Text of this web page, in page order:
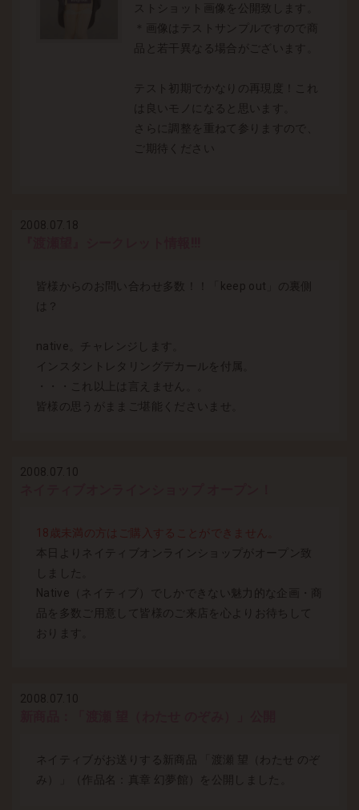
ストショット画像を公開致します。
＊画像はテストサンプルですので商
品と若干異なる場合がございます。
テスト初期でかなりの再現度！これ
は良いモノになると思います。
さらに調整を重ねて参りますので、
ご期待ください
2008.07.18
皆様からのお問い合わせ多数！！「keep out」の裏側
は？
native。チャレンジします。
インスタントレタリングデカールを付属。
・・・これ以上は言えません。。
皆様の思うがままご堪能くださいませ。
2008.07.10
18歳未満の方はご購入することができません。
本日よりネイティブオンラインショップがオープン致
しました。
Native（ネイティブ）でしかできない魅力的な企画・商
品を多数ご用意して皆様のご来店を心よりお待ちして
おります。
2008.07.10
ネイティブがお送りする新商品 「渡瀬 望（わたせ のぞ
み）」（作品名：真章 幻夢館）を公開しました。